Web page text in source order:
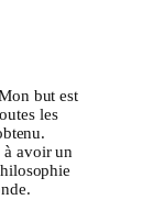
but est
les
à avoir un